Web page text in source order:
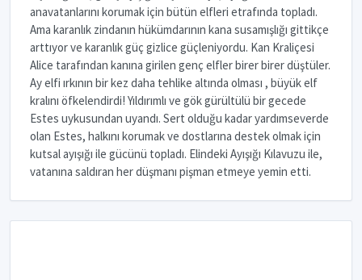
anavatanlarını korumak için bütün elfleri etrafında topladı.
Ama karanlık zindanın hükümdarının kana susamışlığı gittikçe
arttıyor ve karanlık güç gizlice güçleniyordu. Kan Kraliçesi
Alice tarafından kanına girilen genç elfler birer birer düştüler.
Ay elfi ırkının bir kez daha tehlike altında olması , büyük elf
kralını öfkelendirdi! Yıldırımlı ve gök gürültülü bir gecede
Estes uykusundan uyandı. Sert olduğu kadar yardımseverde
olan Estes, halkını korumak ve dostlarına destek olmak için
kutsal ayışığı ile gücünü topladı. Elindeki Ayışığı Kılavuzu ile,
vatanına saldıran her düşmanı pişman etmeye yemin etti.